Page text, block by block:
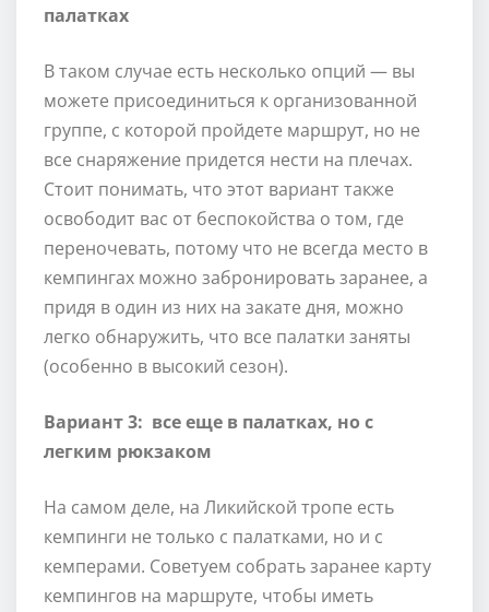
палатках
В таком случае есть несколько опций — вы
можете присоединиться к организованной
группе, с которой пройдете маршрут, но не
все снаряжение придется нести на плечах.
Стоит понимать, что этот вариант также
освободит вас от беспокойства о том, где
переночевать, потому что не всегда место в
кемпингах можно забронировать заранее, а
придя в один из них на закате дня, можно
легко обнаружить, что все палатки заняты
(особенно в высокий сезон).
Вариант 3: все еще в палатках, но с
легким рюкзаком
На самом деле, на Ликийской тропе есть
кемпинги не только с палатками, но и с
кемперами. Советуем собрать заранее карту
кемпингов на маршруте, чтобы иметь